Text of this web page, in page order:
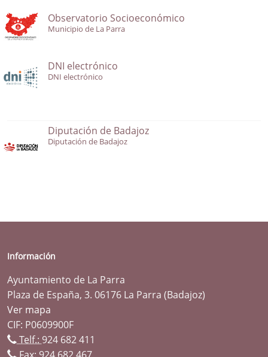
Observatorio Socioeconómico
Municipio de La Parra
DNI electrónico
DNI electrónico
Diputación de Badajoz
Diputación de Badajoz
Información
Ayuntamiento de La Parra
Plaza de España, 3. 06176 La Parra (Badajoz)
Ver mapa
CIF: P0609900F
Telf.: 924 682 411